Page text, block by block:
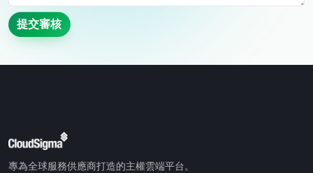
提交審核
專為全球服務供應商打造的主權雲端平台。